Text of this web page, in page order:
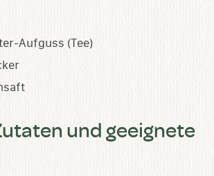
Aufguss (Tee)
und geeignete